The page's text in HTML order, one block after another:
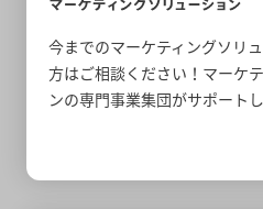
今までのマーケティングソリ
方はご相談ください！マーケ
ンの専門事業集団がサポートし